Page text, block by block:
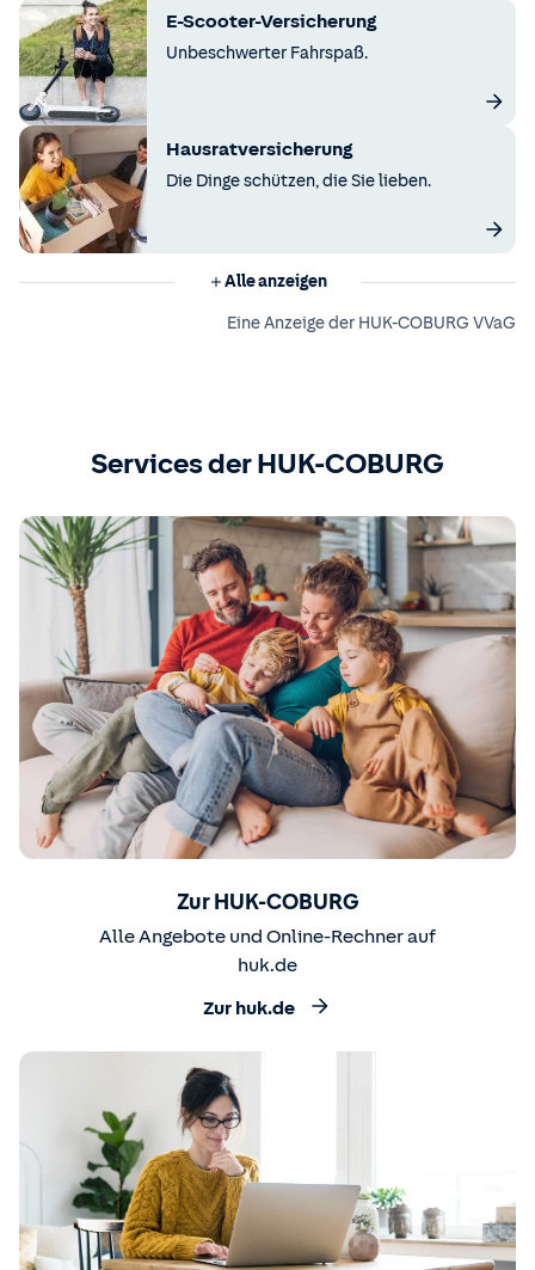
E-Scooter-Versicherung
Unbeschwerter Fahrspaß.
Hausratversicherung
Die Dinge schützen, die Sie lieben.
Alle anzeigen
Eine Anzeige der HUK-COBURG VVaG
Services der HUK-COBURG
Zur HUK-COBURG
Alle Angebote und Online-Rechner auf
huk.de
Zur huk.de